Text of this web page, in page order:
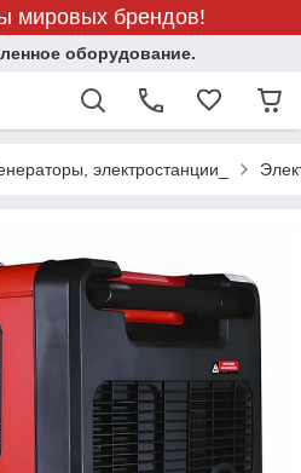
мировых брендов!
оборудование.
электростанции_